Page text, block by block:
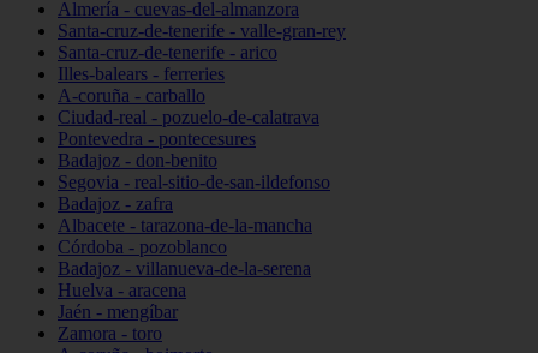
Almería - cuevas-del-almanzora
Santa-cruz-de-tenerife - valle-gran-rey
Santa-cruz-de-tenerife - arico
Illes-balears - ferreries
A-coruña - carballo
Ciudad-real - pozuelo-de-calatrava
Pontevedra - pontecesures
Badajoz - don-benito
Segovia - real-sitio-de-san-ildefonso
Badajoz - zafra
Albacete - tarazona-de-la-mancha
Córdoba - pozoblanco
Badajoz - villanueva-de-la-serena
Huelva - aracena
Jaén - mengíbar
Zamora - toro